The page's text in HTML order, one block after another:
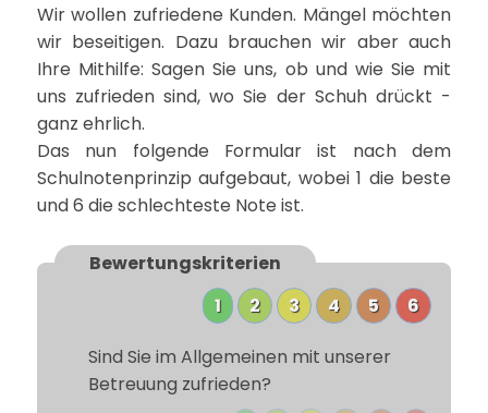
Wir wollen zufriedene Kunden. Mängel möchten
wir beseitigen. Dazu brauchen wir aber auch
Ihre Mithilfe: Sagen Sie uns, ob und wie Sie mit
uns zufrieden sind, wo Sie der Schuh drückt -
ganz ehrlich.
Das nun folgende Formular ist nach dem
Schulnotenprinzip aufgebaut, wobei 1 die beste
und 6 die schlechteste Note ist.
Bewertungs­kriterien
1
2 3 4 5 6
Sind Sie im Allgemeinen mit unserer
Betreuung zufrieden?